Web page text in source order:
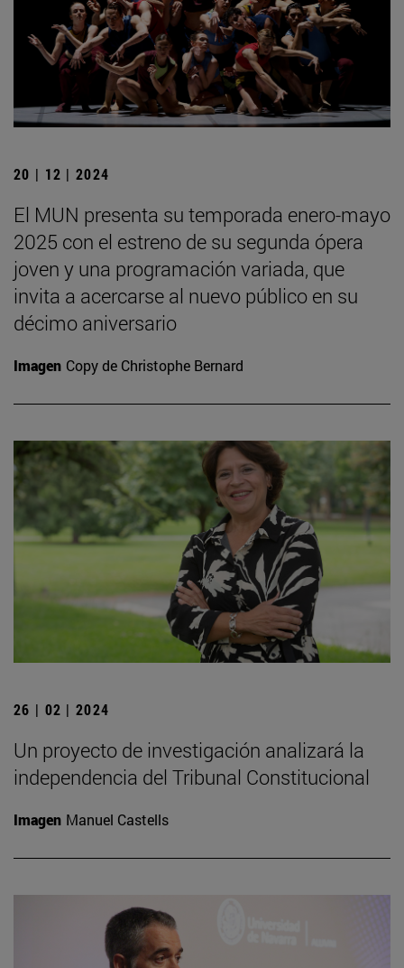
20 | 12 | 2024
El MUN presenta su temporada enero-mayo
2025 con el estreno de su segunda ópera
joven y una programación variada, que
invita a acercarse al nuevo público en su
décimo aniversario
Imagen Copy de Christophe Bernard
26 | 02 | 2024
Un proyecto de investigación analizará la
independencia del Tribunal Constitucional
Imagen Manuel Castells